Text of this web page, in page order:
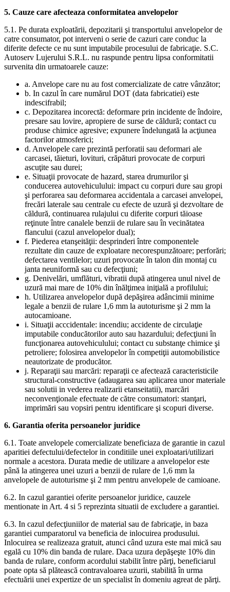
5. Cauze care afecteaza conformitatea anvelopelor
5.1. Pe durata exploatării, depozitarii şi transportului anvelopelor de
catre consumator, pot interveni o serie de cazuri care conduc la
diferite defecte ce nu sunt imputabile procesului de fabricaţie. S.C.
Autoserv Lujerului S.R.L. nu raspunde pentru lipsa conformitatii
survenita din urmatoarele cauze:
a. Anvelope care nu au fost comercializate de catre vânzător;
b. In cazul în care numărul DOT (data fabricatiei) este
indescifrabil;
c. Depozitarea incorectă: deformare prin incidente de îndoire,
presare sau lovire, apropiere de surse de căldură; contact cu
produse chimice agresive; expunere îndelungată la acţiunea
factorilor atmosferici;
d. Anvelopele care prezintă perforatii sau deformari ale
carcasei, tăieturi, lovituri, crăpături provocate de corpuri
ascuţite sau durei;
e. Situaţii provocate de hazard, starea drumurilor şi
conducerea autovehiculului: impact cu corpuri dure sau gropi
şi perforarea sau deformarea accidentala a carcasei anvelopei,
frecări laterale sau centrale cu efecte de uzură şi dezvoltare de
căldură, continuarea rulajului cu diferite corpuri tăioase
reţinute între canalele benzii de rulare sau în vecinătatea
flancului (cazul anvelopelor dual);
f. Piederea etanşeităţii: desprinderi între componentele
rezultate din cauze de exploatare necorespunzătoare; perforări;
defectarea ventilelor; uzuri provocate în talon din montaj cu
janta neuniformă sau cu defecţiuni;
g. Denivelări, umflături, vibratii după atingerea unul nivel de
uzură mai mare de 10% din înălţimea iniţială a profilului;
h. Utilizarea anvelopelor după depăşirea adâncimii minime
legale a benzii de rulare 1,6 mm la autoturisme şi 2 mm la
autocamioane.
i. Situaţii acccidentale: incendiu; accidente de circulaţie
imputabile conducătorilor auto sau hazardului; defecţiuni în
funcţionarea autovehiculului; contact cu substanţe chimice şi
petroliere; folosirea anvelopelor în competiţii automobilistice
neautorizate de producător.
j. Reparaţii sau marcări: reparaţii ce afectează caracteristicile
structural-constructive (adaugarea sau aplicarea unor materiale
sau solutii in vederea realizarii etanseitatii), marcări
neconvenţionale efectuate de către consumatori: stanţari,
imprimări sau vopsiri pentru identificare şi scopuri diverse.
6. Garantia oferita persoanelor juridice
6.1. Toate anvelopele comercializate beneficiaza de garantie in cazul
aparitiei defectului/defectelor in conditiile unei exploatari/utilizari
normale a acestora. Durata medie de utilizare a anvelopelor este
până la atingerea unei uzuri a benzii de rulare de 1,6 mm la
anvelopele de autoturisme şi 2 mm pentru anvelopele de camioane.
6.2. In cazul garantiei oferite persoanelor juridice, cauzele
mentionate in Art. 4 si 5 reprezinta situatii de excludere a garantiei.
6.3. In cazul defecţiuniilor de material sau de fabricaţie, in baza
garantiei cumparatorul va beneficia de inlocuirea produsului.
Inlocuirea se realizeaza gratuit, atunci când uzura este mai mică sau
egală cu 10% din banda de rulare. Daca uzura depăşeşte 10% din
banda de rulare, conform acordului stabilit între părţi, beneficiarul
poate opta să plătească contravaloarea uzurii, stabilită în urma
efectuării unei expertize de un specialist în domeniu agreat de părţi.